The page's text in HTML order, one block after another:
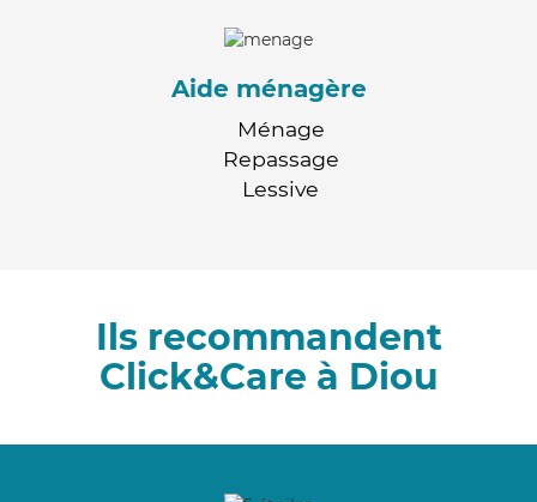
Aide ménagère
Ménage
Repassage
Lessive
Ils recommandent
Click&Care à Diou